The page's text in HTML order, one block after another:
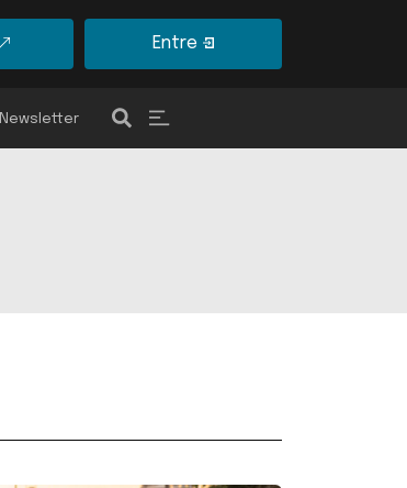
Entre
Newsletter